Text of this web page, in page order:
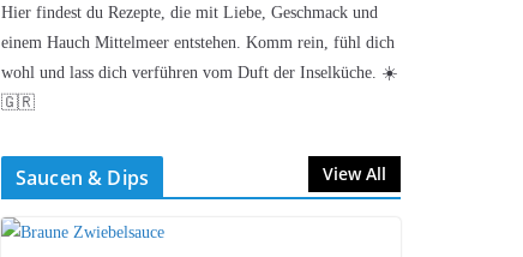
Hier findest du Rezepte, die mit Liebe, Geschmack und
einem Hauch Mittelmeer entstehen. Komm rein, fühl dich
wohl und lass dich verführen vom Duft der Inselküche. ☀️
🇬🇷
Saucen & Dips View All